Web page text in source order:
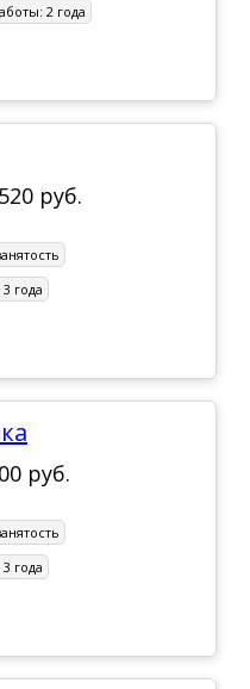
2 года
руб.
3 года
руб.
3 года